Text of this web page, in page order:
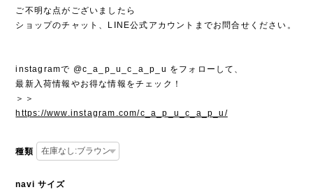
ご不明な点がございましたら
ショップのチャット、LINE公式アカウントまでお問合せください。
instagramで @c_a_p_u_c_a_p_u をフォローして、
最新入荷情報やお得な情報をチェック！
＞＞
https://www.instagram.com/c_a_p_u_c_a_p_u/
種類
navi サイズ